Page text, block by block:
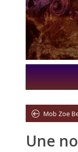
Mob Zoe
Une